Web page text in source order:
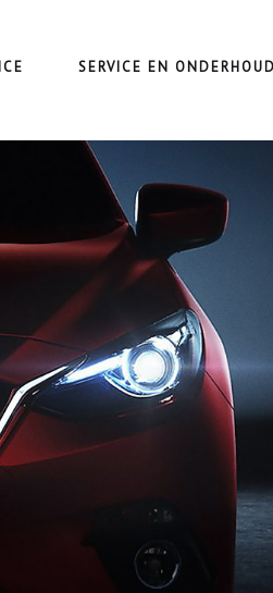
SERVICE EN ONDERHOUD